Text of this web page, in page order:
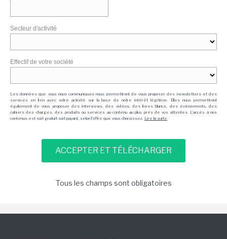
Secteur d'activité
Effectif de votre société
Les données que vous nous communiquez nous permettront de vous proposer des newsletters et des
services en lien avec votre activité sur la base de notre intérêt légitime. Elles nous permettront
également de vous proposer des interviews, des vidéos, des livres blancs, des événements, des
cahiers des charges, des produits ou services au contenu au plus près de vos attentes. L'accès à nos
contenus est soit gratuit soit payant, selon l'offre que vous choisissez. Lire la suite
Tous les champs sont obligatoires